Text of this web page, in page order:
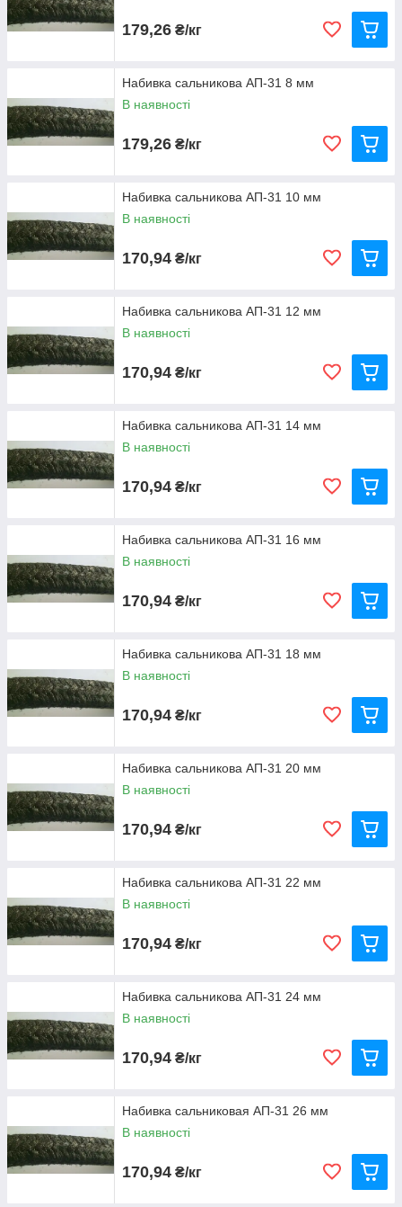
179,26 ₴/кг
Набивка сальникова АП-31 8 мм
В наявності
179,26 ₴/кг
Набивка сальникова АП-31 10 мм
В наявності
170,94 ₴/кг
Набивка сальникова АП-31 12 мм
В наявності
170,94 ₴/кг
Набивка сальникова АП-31 14 мм
В наявності
170,94 ₴/кг
Набивка сальникова АП-31 16 мм
В наявності
170,94 ₴/кг
Набивка сальникова АП-31 18 мм
В наявності
170,94 ₴/кг
Набивка сальникова АП-31 20 мм
В наявності
170,94 ₴/кг
Набивка сальникова АП-31 22 мм
В наявності
170,94 ₴/кг
Набивка сальникова АП-31 24 мм
В наявності
170,94 ₴/кг
Набивка сальниковая АП-31 26 мм
В наявності
170,94 ₴/кг